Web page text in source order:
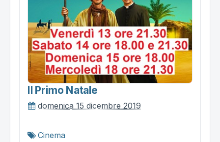
Il Primo Natale
domenica 15 dicembre 2019
Cinema